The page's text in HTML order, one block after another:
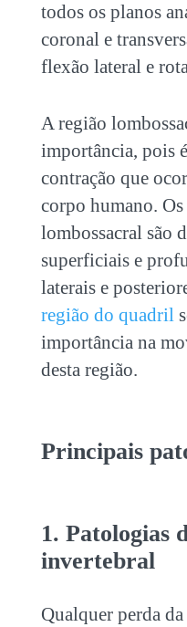
todos os planos
coronal e
flexão lateral e
A região
importância, pois
contração que
corpo humano.
lombossacral são
superficiais e
laterais e
região do quadril
importância na
desta região.
Principais
1. Patologias
invertebral
Qualquer perda